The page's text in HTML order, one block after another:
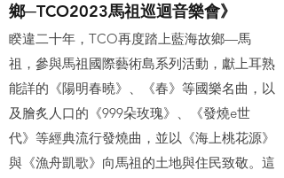
鄉─TCO2023馬祖巡迴音樂會》
睽違二十年，TCO再度踏上藍海故鄉—馬
祖，參與馬祖國際藝術島系列活動，獻上耳熟
能詳的《陽明春曉》、《春》等國樂名曲，以
及膾炙人口的《999朵玫瑰》、《發燒e世
代》等經典流行發燒曲，並以《海上桃花源》
與《漁舟凱歌》向馬祖的土地與住民致敬。這